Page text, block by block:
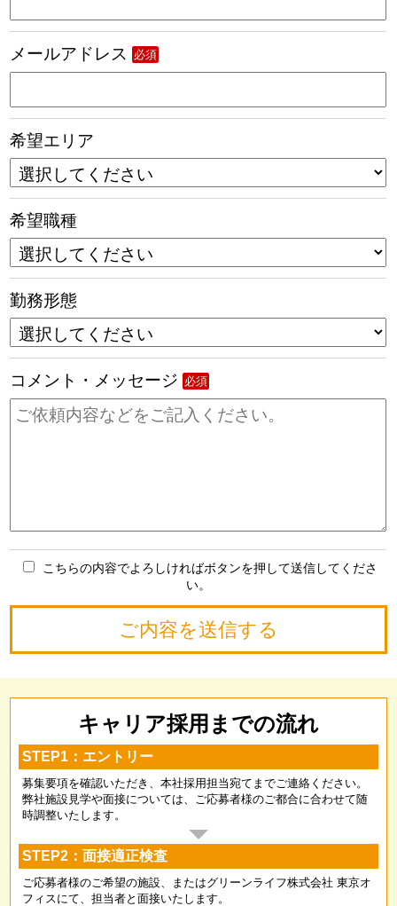
メールアドレス 必須
希望エリア
希望職種
勤務形態
コメント・メッセージ 必須
こちらの内容でよろしければボタンを押して送信してくださ
い。
キャリア採用までの流れ
STEP1：エントリー
募集要項を確認いただき、本社採用担当宛てまでご連絡ください。
弊社施設見学や面接については、ご応募者様のご都合に合わせて随
時調整いたします。
STEP2：面接適正検査
ご応募者様のご希望の施設、またはグリーンライフ株式会社 東京オ
フィスにて、担当者と面接いたします。